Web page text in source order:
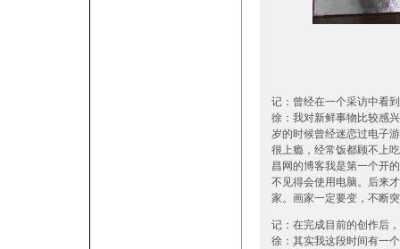
记：曾经在一个采访中看
徐：我对新鲜事物比较感
岁的时候曾经迷恋过电子
很上瘾，经常饭都顾不上
昌网的博客我是第一个开
不见得会使用电脑。后来
家。画家一定要变，不断
记：在完成目前的创作后
徐：其实我这段时间有一